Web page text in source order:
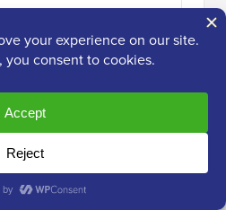
13:45
!is_search() – Como
código?